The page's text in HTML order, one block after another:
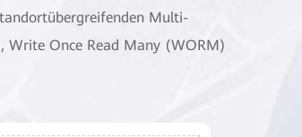
Multi-
Write Once Read Many (WORM)